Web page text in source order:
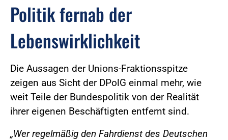
Politik fernab der
Lebenswirklichkeit
Die Aussagen der Unions-Fraktionsspitze
zeigen aus Sicht der DPolG einmal mehr, wie
weit Teile der Bundespolitik von der Realität
ihrer eigenen Beschäftigten entfernt sind.
„Wer regelmäßig den Fahrdienst des Deutschen